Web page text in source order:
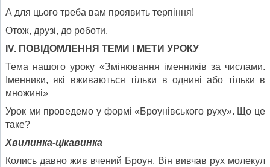
А для цього треба вам проявить терпіння!
Отож, друзі, до роботи.
ІV. ПОВІДОМЛЕННЯ ТЕМИ І МЕТИ УРОКУ
Тема нашого уроку «Змінювання іменників за числами.
Іменники, які вживаються тільки в однині або тільки в
множині»
Урок ми проведемо у формі «Броунівського руху». Що це
таке?
Хвилинка-цікавинка
Колись давно жив вчений Броун. Він вивчав рух молекул